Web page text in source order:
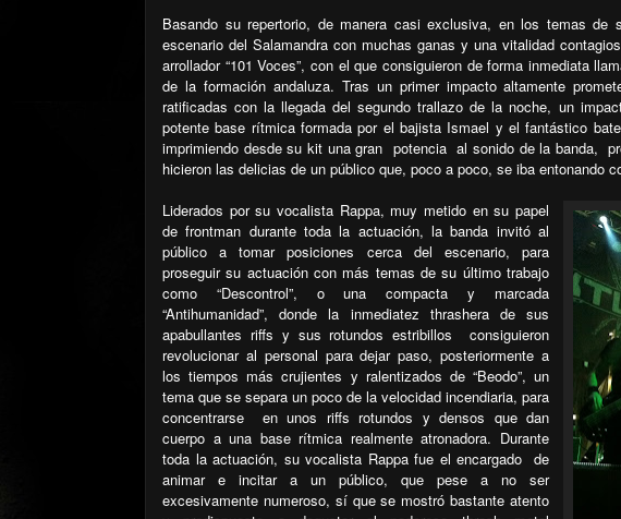
Basando su repertorio, de manera casi exclusiva, en los temas de
escenario del Salamandra con muchas ganas y una vitalidad
arrollador “101 Voces”, con el que consiguieron de forma inmediata
de la formación andaluza. Tras un primer impacto altamente
ratificadas con la llegada del segundo trallazo de la noche, un
potente base rítmica formada por el bajista Ismael y el fantástico
imprimiendo desde su kit una gran potencia al sonido de la banda,
hicieron las delicias de un público que, poco a poco, se iba entonando
Liderados por su vocalista Rappa, muy metido en su papel
de frontman durante toda la actuación, la banda invitó al
público a tomar posiciones cerca del escenario, para
proseguir su actuación con más temas de su último trabajo
como “Descontrol”, o una compacta y marcada
“Antihumanidad”, donde la inmediatez thrashera de sus
apabullantes riffs y sus rotundos estribillos
consiguieron
revolucionar al personal para dejar paso, posteriormente a
los tiempos más crujientes y ralentizados de “Beodo”, un
tema que se separa un poco de la velocidad incendiaria, para
concentrarse
en unos riffs rotundos y densos que dan
cuerpo a una base rítmica realmente atronadora. Durante
toda la actuación, su vocalista Rappa fue el encargado de
animar e incitar a un público, que pese a no ser
excesivamente numeroso, sí que se mostró bastante atento